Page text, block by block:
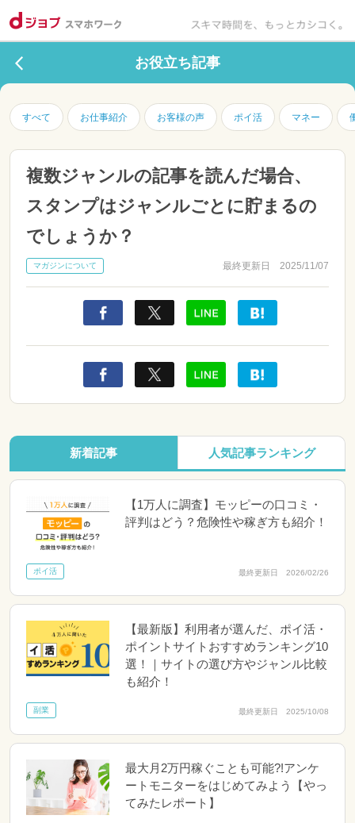
お役立ち記事
すべて お仕事紹介 お客様の声 ポイ活 マネー
複数ジャンルの記事を読んだ場合、
スタンプはジャンルごとに貯まるの
でしょうか？
最終更新日 2025/11/07
マガジンについて
新着記事 人気記事ランキング
【1万人に調査】モッピーの口コミ・
評判はどう？危険性や稼ぎ方も紹介！
ポイ活 最終更新日 2026/02/26
【最新版】利用者が選んだ、ポイ活・
ポイントサイトおすすめランキング10
選！｜サイトの選び方やジャンル比較
も紹介！
副業 最終更新日 2025/10/08
最大月2万円稼ぐことも可能?!アンケ
ートモニターをはじめてみよう【やっ
てみたレポート】